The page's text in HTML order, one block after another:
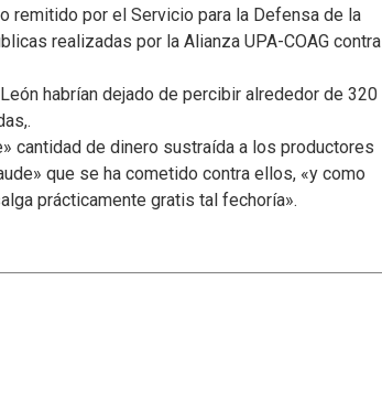
remitido por el Servicio para la Defensa de la
realizadas por la Alianza UPA-COAG contra
habrían dejado de percibir alrededor de 320
cantidad de dinero sustraída a los productores
que se ha cometido contra ellos, «y como
prácticamente gratis tal fechoría».